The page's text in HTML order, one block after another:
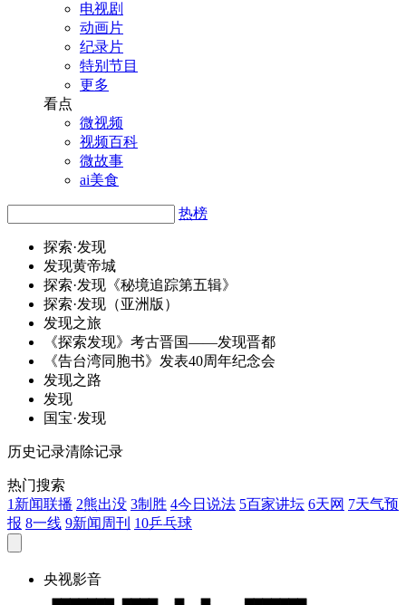
电视剧
动画片
纪录片
特别节目
更多
看点
微视频
视频百科
微故事
ai美食
热榜
探索·发现
发现黄帝城
探索·发现《秘境追踪第五辑》
探索·发现（亚洲版）
发现之旅
《探索发现》考古晋国——发现晋都
《告台湾同胞书》 发表40周年纪念会
发现之路
发现
国宝·发现
历史记录清除记录
热门搜索
1 新闻联播 2熊出没 3制胜 4今日说法 5百家讲坛 6天网 7天气预
报 8一线 9新闻周刊 10乒乓球
央视影音